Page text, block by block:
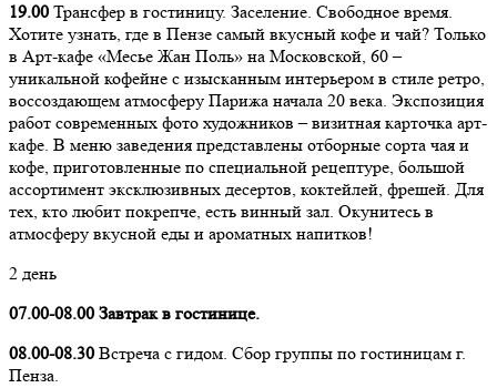
19.00 Трансфер в гостиницу. Заселение. Свободное время.
Хотите узнать, где в Пензе самый вкусный кофе и чай? Только
в Арт-кафе «Месье Жан Поль» на Московской, 60 –
уникальной кофейне с изысканным интерьером в стиле ретро,
воссоздающем атмосферу Парижа начала 20 века. Экспозиция
работ современных фото художников – визитная карточка арт-
кафе. В меню заведения представлены отборные сорта чая и
кофе, приготовленные по специальной рецептуре, большой
ассортимент эксклюзивных десертов, коктейлей, фрешей. Для
тех, кто любит покрепче, есть винный зал. Окунитесь в
атмосферу вкусной еды и ароматных напитков!
2 день
07.00-08.00 Завтрак в гостинице.
08.00-08.30 Встреча с гидом. Сбор группы по гостиницам г.
Пенза.